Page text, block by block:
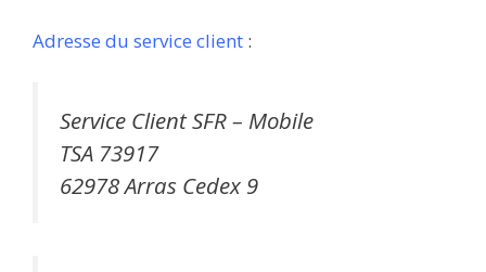
Adresse du service client :
Service Client SFR – Mobile
TSA 73917
62978 Arras Cedex 9